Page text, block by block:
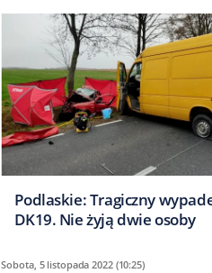
Podlaskie: Tragiczny
DK19. Nie żyją dwie osoby
Sobota, 5 listopada 2022 (10:25)